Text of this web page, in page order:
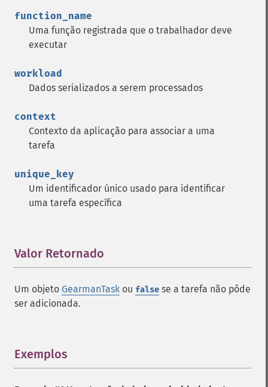
function_name
Uma função registrada que o trabalhador deve
executar
workload
Dados serializados a serem processados
context
Contexto da aplicação para associar a uma
tarefa
unique_key
Um identificador único usado para identificar
uma tarefa específica
Valor Retornado
Um objeto GearmanTask ou false se a tarefa não pôde
ser adicionada.
Exemplos